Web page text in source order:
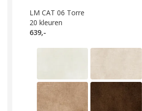
LM CAT 06 Torre
20 kleuren
639,-